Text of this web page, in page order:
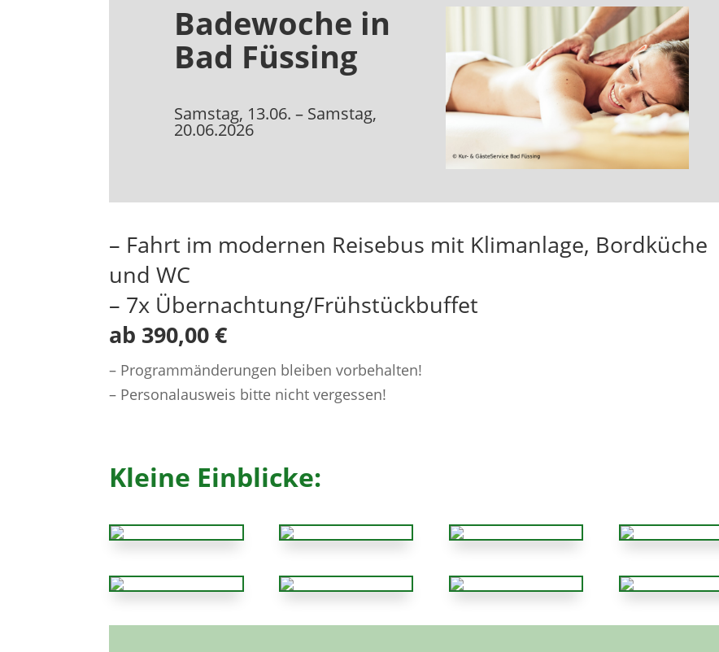
Badewoche in
Bad Füssing
Samstag, 13.06. – Samstag,
20.06.2026
– Fahrt im modernen Reisebus mit Klimanlage, Bordküche
und WC
– 7x Übernachtung/Frühstückbuffet
ab 390,00 €
– Programmänderungen bleiben vorbehalten!
– Personalausweis bitte nicht vergessen!
Kleine Einblicke: